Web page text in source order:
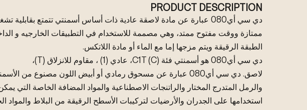
PRODUCT DESCRIPTION
دي سي أي080 عبارة عن مادة لاصقة عادية ذات أساس أسمنتي تتمتع بقابلية
ممتازة ووقت مفتوح ممتد، وهي مصممة للاستخدام في التطبيقات الخارجيه و
الطبقة الرقيقة ويتم مزجها إما مع الماء أو مادة اللاتكس.
دي سي أي080 هو أسمنتي فئة C1T (C)، عادي (1) ، مقاوم للانزلاق (T)،
لاصق. دي سي أي080 عبارة عن مسحوق رمادي أو أبيض اللون مصنوع من
والرمل المتدرج المختار والراتنجات الاصطناعية والمواد المضافة الخاصة التي
استخدامها على الجدران والأرضيات لتركيبات الأسطح الرقيقة من البلاط والمواد